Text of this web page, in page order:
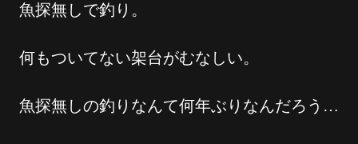
魚探無しで釣り。
何もついてない架台がむなしい。
魚探無しの釣りなんて何年ぶりなんだろう…